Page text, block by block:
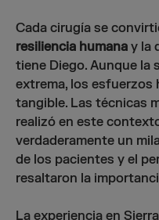
Cada cirugía se
resiliencia humana y la
tiene Diego. Aunque la
extrema, los esfuerzos
tangible. Las técnicas
realizó en este
verdaderamente un
de los pacientes y el
resaltaron la
La experiencia en